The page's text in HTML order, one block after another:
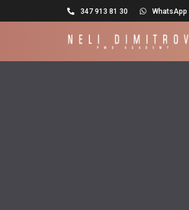
347 913 81 30 WhatsApp